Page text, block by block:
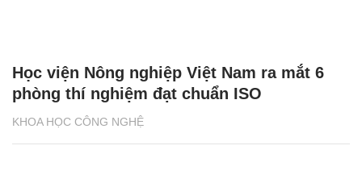
KHOA HỌC CÔNG NGHỆ
Học viện Nông nghiệp Việt Nam ra mắt 6
phòng thí nghiệm đạt chuẩn ISO